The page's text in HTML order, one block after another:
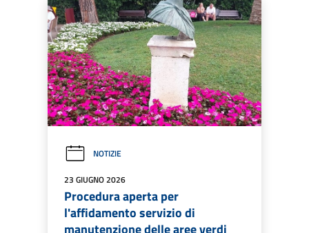
NOTIZIE
23 GIUGNO 2026
Procedura aperta per
l'affidamento servizio di
manutenzione delle aree verdi